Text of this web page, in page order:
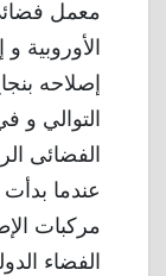
معمل
الفضائى
عندما
مركبات
الفضاء